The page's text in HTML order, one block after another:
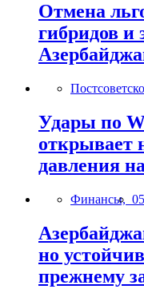
Отмена
гибридов и
Удары по
открывает
давления
Финансы,
но
прежнему